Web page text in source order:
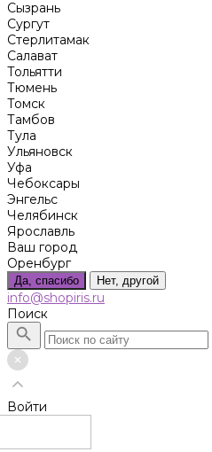
Сызрань
Сургут
Стерлитамак
Салават
Тольятти
Тюмень
Томск
Тамбов
Тула
Ульяновск
Уфа
Чебоксары
Энгельс
Челябинск
Ярославль
Ваш город
Оренбург
Да, спасибо Нет, другой
info@shopiris.ru
Поиск
Войти